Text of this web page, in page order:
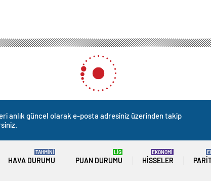
anlık güncel olarak e-posta adresiniz üzerinden takip
HAVA DURUMU
TAHMİNİ
PUAN DURUMU
LİG
HISSELER
EKONOMİ